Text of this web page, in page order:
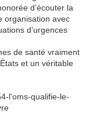
d’écouter la
organisation avec
d’urgences
de santé vraiment
et un véritable
l'oms-qualifie-le-